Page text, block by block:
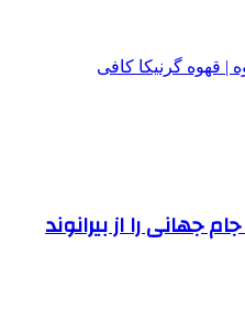
| قهوه گرنیکا کافی
جهانی را از بیرانوند